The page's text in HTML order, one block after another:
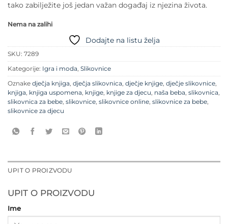
tako zabilježite još jedan važan događaj iz njezina života.
Nema na zalihi
Dodajte na listu želja
SKU: 7289
Kategorije: Igra i moda, Slikovnice
Oznake dječja knjiga, dječja slikovnica, dječje knjige, dječje slikovnice,
knjiga, knjiga uspomena, knjige, knjige za djecu, naša beba, slikovnica,
slikovnica za bebe, slikovnice, slikovnice online, slikovnice za bebe,
slikovnice za djecu
UPIT O PROIZVODU
UPIT O PROIZVODU
Ime